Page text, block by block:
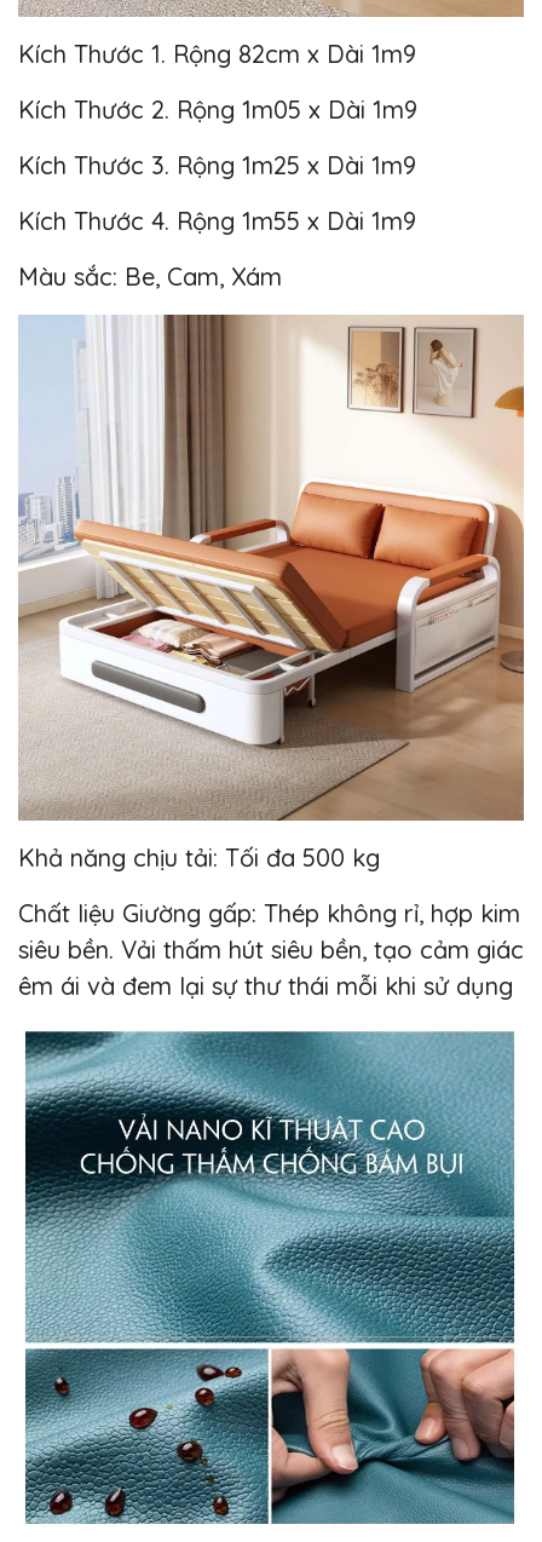
Kích Thước 1. Rộng 82cm x Dài 1m9
Kích Thước 2. Rộng 1m05 x Dài 1m9
Kích Thước 3. Rộng 1m25 x Dài 1m9
Kích Thước 4. Rộng 1m55 x Dài 1m9
Màu sắc: Be, Cam, Xám
Khả năng chịu tải: Tối đa 500 kg
Chất liệu Giường gấp: Thép không rỉ, hợp kim
siêu bền. Vải thấm hút siêu bền, tạo cảm giác
êm ái và đem lại sự thư thái mỗi khi sử dụng